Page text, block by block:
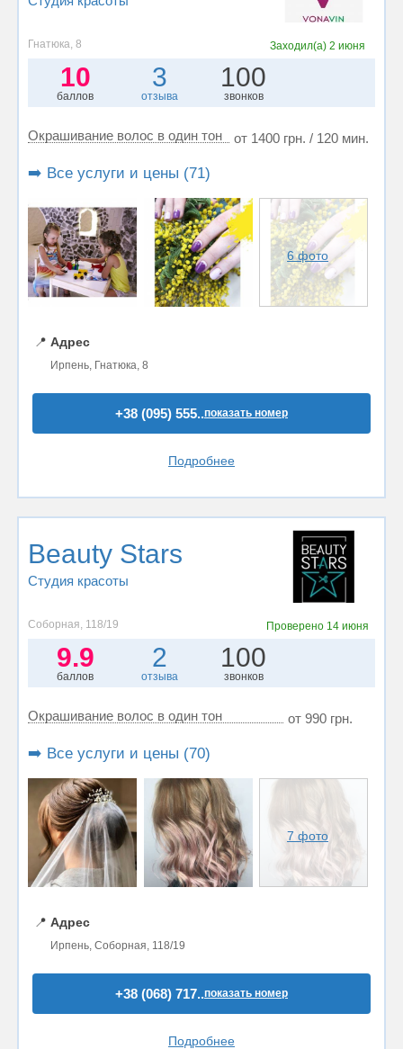
Гнатюка, 8 Заходил(а) 2 июня
10
баллов
3
отзыва
100
звонков
Окрашивание волос в один тон от 1400 грн. / 120 мин.
➡️ Все услуги и цены (71)
6 фото
📍 Адрес
Ирпень, Гнатюка, 8
+38 (095) 555..показать номер
Подробнее
Beauty Stars
Студия красоты
Соборная, 118/19 Проверено 14 июня
9.9
баллов
2
отзыва
100
звонков
Окрашивание волос в один тон от 990 грн.
➡️ Все услуги и цены (70)
7 фото
📍 Адрес
Ирпень, Соборная, 118/19
+38 (068) 717..показать номер
Подробнее